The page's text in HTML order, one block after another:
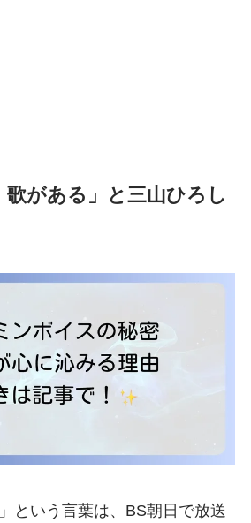
歌がある」と三山ひろし
という言葉は、BS朝日で放送